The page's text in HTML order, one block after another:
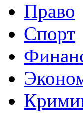
Право
Спорт